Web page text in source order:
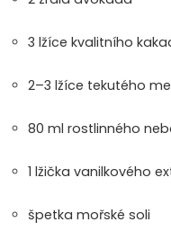
3 lžíce kvalitního
2–3 lžíce tekutého
80 ml rostlinného
1 lžička vanilkového
špetka mořské soli